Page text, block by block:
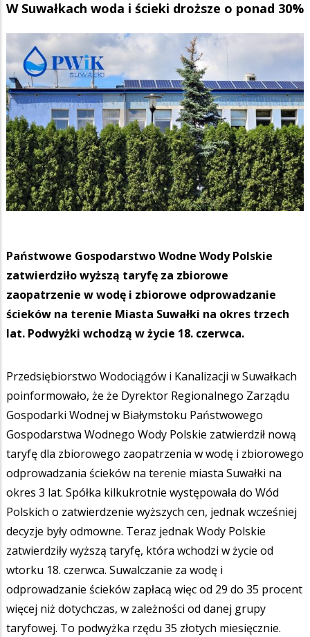
W Suwałkach woda i ścieki droższe o ponad 30%
Państwowe Gospodarstwo Wodne Wody Polskie
zatwierdziło wyższą taryfę za zbiorowe
zaopatrzenie w wodę i zbiorowe odprowadzanie
ścieków na terenie Miasta Suwałki na okres trzech
lat. Podwyżki wchodzą w życie 18. czerwca.
Przedsiębiorstwo Wodociągów i Kanalizacji w Suwałkach
poinformowało, że że Dyrektor Regionalnego Zarządu
Gospodarki Wodnej w Białymstoku Państwowego
Gospodarstwa Wodnego Wody Polskie zatwierdził nową
taryfę dla zbiorowego zaopatrzenia w wodę i zbiorowego
odprowadzania ścieków na terenie miasta Suwałki na
okres 3 lat. Spółka kilkukrotnie występowała do Wód
Polskich o zatwierdzenie wyższych cen, jednak wcześniej
decyzje były odmowne. Teraz jednak Wody Polskie
zatwierdziły wyższą taryfę, która wchodzi w życie od
wtorku 18. czerwca. Suwalczanie za wodę i
odprowadzanie ścieków zapłacą więc od 29 do 35 procent
więcej niż dotychczas, w zależności od danej grupy
taryfowej. To podwyżka rzędu 35 złotych miesięcznie.